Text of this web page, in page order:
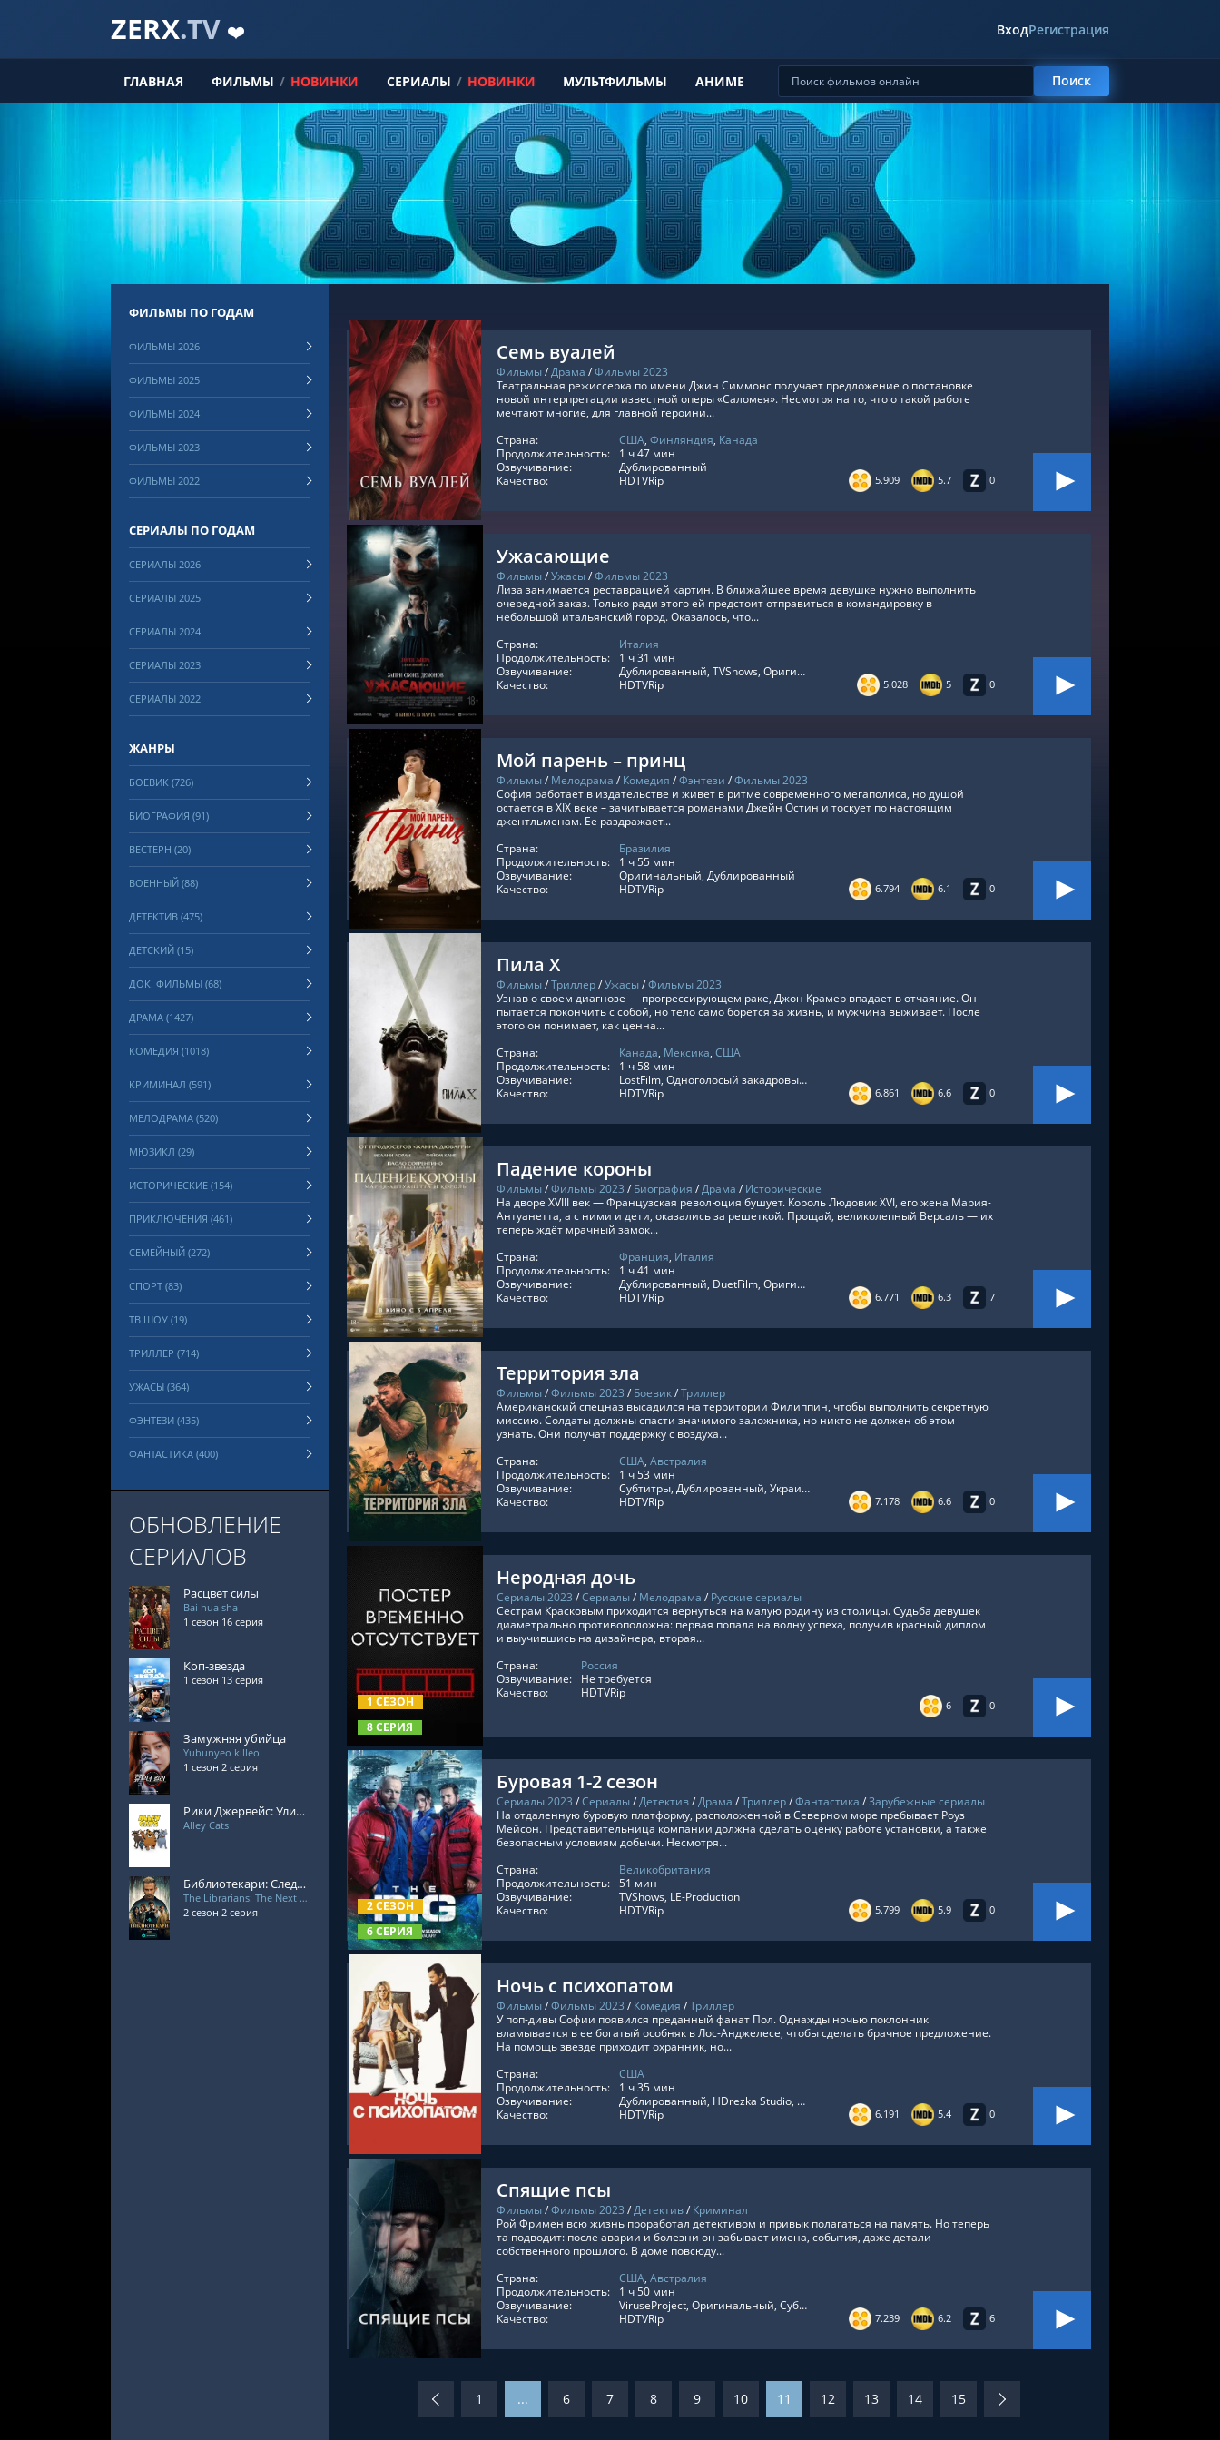
ZERX.TV ❤️ ВходРегистрация
ГЛАВНАЯ ФИЛЬМЫ / НОВИНКИ СЕРИАЛЫ / НОВИНКИ МУЛЬТФИЛЬМЫ АНИМЕ Поиск
СМОТРЕТЬ ОНЛАЙН
Семь вуалей
Фильмы/Драма /Фильмы 2023
5.909 5.7 0
Театральная режиссерка по имени Джин Симмонс получает предложение о постановке
новой интерпретации известной оперы «Саломея». Несмотря на то, что о такой работе
мечтают многие, для главной героини...
Страна:
США, Финляндия, Канада
Продолжительность:
1 ч 47 мин
Озвучивание:
Дублированный
Качество:
HDTVRip
СМОТРЕТЬ ОНЛАЙН
Ужасающие
Фильмы/Ужасы/Фильмы 2023
5.028 5 0
Лиза занимается реставрацией картин. В ближайшее время девушке нужно выполнить
очередной заказ. Только ради этого ей предстоит отправиться в командировку в
небольшой итальянский город. Оказалось, что...
Страна:
Италия
Продолжительность:
1 ч 31 мин
Озвучивание:
Дублированный, TVShows, Оригинальный
Качество:
HDTVRip
СМОТРЕТЬ ОНЛАЙН
Мой парень – принц
Фильмы/ Мелодрама / Комедия /Фэнтези /Фильмы 2023
6.794 6.1 0
София работает в издательстве и живет в ритме современного мегаполиса, но душой
остается в XIX веке – зачитывается романами Джейн Остин и тоскует по настоящим
джентльменам. Ее раздражает...
Страна:
Бразилия
Продолжительность:
1 ч 55 мин
Озвучивание:
Оригинальный, Дублированный
Качество:
HDTVRip
СМОТРЕТЬ ОНЛАЙН
Пила X
Фильмы/Триллер/Ужасы/Фильмы 2023
6.861 6.6 0
Узнав о своем диагнозе — прогрессирующем раке, Джон Крамер впадает в отчаяние. Он
пытается покончить с собой, но тело само борется за жизнь, и мужчина выживает. После
этого он понимает, как ценна...
Страна:
Канада, Мексика, США
Продолжительность:
1 ч 58 мин
Озвучивание:
LostFilm, Одноголосый закадровый, Яроцкий 18+, Украинский, LineFilm, Дубляж Flarrow Films, TVShows, Дубляж HDrezka St., Оригинальный, Субтитры, Дубляж Red Head Sound
Качество:
HDTVRip
СМОТРЕТЬ ОНЛАЙН
Падение короны
Фильмы/Фильмы 2023 / Биография /Драма / Исторические
6.771 6.3 7
На дворе XVIII век — Французская революция бушует. Король Людовик XVI, его жена Мария-
Антуанетта, а с ними и дети, оказались за решеткой. Прощай, великолепный Версаль — их
теперь ждёт мрачный замок...
Страна:
Франция, Италия
Продолжительность:
1 ч 41 мин
Озвучивание:
Дублированный, DuetFilm, Оригинальный, Субтитры
Качество:
HDTVRip
СМОТРЕТЬ ОНЛАЙН
Территория зла
Фильмы/Фильмы 2023 / Боевик/Триллер
7.178 6.6 0
Американский спецназ высадился на территории Филиппин, чтобы выполнить секретную
миссию. Солдаты должны спасти значимого заложника, но никто не должен об этом
узнать. Они получат поддержку с воздуха...
Страна:
США, Австралия
Продолжительность:
1 ч 53 мин
Озвучивание:
Субтитры, Дублированный, Украинский, ViruseProject, Оригинальный
Качество:
HDTVRip
1 СЕЗОН
8 СЕРИЯ
СМОТРЕТЬ ОНЛАЙН
Неродная дочь
Сериалы 2023 /Сериалы/ Мелодрама / Русские сериалы
6 0
Сестрам Красковым приходится вернуться на малую родину из столицы. Судьба девушек
диаметрально противоположна: первая попала на волну успеха, получив красный диплом
и выучившись на дизайнера, вторая...
Страна:
Россия
Озвучивание:
Не требуется
Качество:
HDTVRip
2 СЕЗОН
6 СЕРИЯ
СМОТРЕТЬ ОНЛАЙН
Буровая 1-2 сезон
Сериалы 2023 /Сериалы/Детектив/Драма /Триллер/Фантастика /Зарубежные сериалы
5.799 5.9 0
На отдаленную буровую платформу, расположенной в Северном море пребывает Роуз
Мейсон. Представительница компании должна сделать оценку работе установки, а также
безопасным условиям добычи. Несмотря...
Страна:
Великобритания
Продолжительность: 51 мин
Озвучивание:
TVShows, LE-Production
Качество:
HDTVRip
СМОТРЕТЬ ОНЛАЙН
Ночь с психопатом
Фильмы/Фильмы 2023 / Комедия /Триллер
6.191 5.4 0
У поп-дивы Софии появился преданный фанат Пол. Однажды ночью поклонник
вламывается в ее богатый особняк в Лос-Анджелесе, чтобы сделать брачное предложение.
На помощь звезде приходит охранник, но...
Страна:
США
Продолжительность:
1 ч 35 мин
Озвучивание:
Дублированный, HDrezka Studio, HDrezka Studio. 18+, Оригинальный, Субтитры
Качество:
HDTVRip
СМОТРЕТЬ ОНЛАЙН
Спящие псы
Фильмы/Фильмы 2023 /Детектив/ Криминал
7.239 6.2 6
Рой Фримен всю жизнь проработал детективом и привык полагаться на память. Но теперь
та подводит: после аварии и болезни он забывает имена, события, даже детали
собственного прошлого. В доме повсюду...
Страна:
США, Австралия
Продолжительность:
1 ч 50 мин
Озвучивание:
ViruseProject, Оригинальный, Субтитры, Дублированный
Качество:
HDTVRip
1 ... 6 7 8 9 10 11 12 13 14 15
ФИЛЬМЫ ПО ГОДАМ
ФИЛЬМЫ 2026
ФИЛЬМЫ 2025
ФИЛЬМЫ 2024
ФИЛЬМЫ 2023
ФИЛЬМЫ 2022
СЕРИАЛЫ ПО ГОДАМ
СЕРИАЛЫ 2026
СЕРИАЛЫ 2025
СЕРИАЛЫ 2024
СЕРИАЛЫ 2023
СЕРИАЛЫ 2022
ЖАНРЫ
БОЕВИК (726)
БИОГРАФИЯ (91)
ВЕСТЕРН (20)
ВОЕННЫЙ (88)
ДЕТЕКТИВ (475)
ДЕТСКИЙ (15)
ДОК. ФИЛЬМЫ (68)
ДРАМА (1427)
КОМЕДИЯ (1018)
КРИМИНАЛ (591)
МЕЛОДРАМА (520)
МЮЗИКЛ (29)
ИСТОРИЧЕСКИЕ (154)
ПРИКЛЮЧЕНИЯ (461)
СЕМЕЙНЫЙ (272)
СПОРТ (83)
ТВ ШОУ (19)
ТРИЛЛЕР (714)
УЖАСЫ (364)
ФЭНТЕЗИ (435)
ФАНТАСТИКА (400)
ОБНОВЛЕНИЕ
СЕРИАЛОВ
Расцвет силы
Bai hua sha
1 сезон 16 серия
Коп-звезда
1 сезон 13 серия
Замужняя убийца
Yubunyeo killeo
1 сезон 2 серия
Рики Джервейс: Уличные коты
Alley Cats
Библиотекари: Следующая глава 2 сезон
The Librarians: The Next Chapter
2 сезон 2 серия